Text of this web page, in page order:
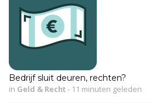
Bedrijf sluit deuren, rechten?
in Geld & Recht- 11 minuten geleden